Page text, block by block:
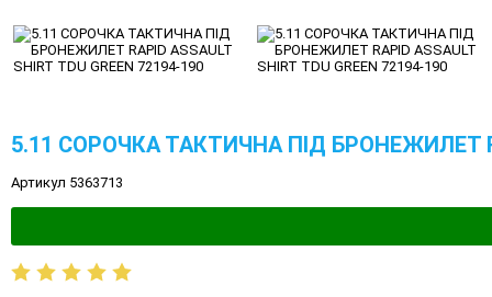
5.11 СОРОЧКА ТАКТИЧНА ПІД БРОНЕЖИЛЕТ
Артикул 5363713